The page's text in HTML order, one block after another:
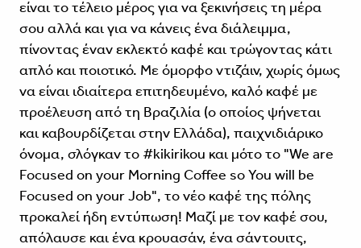
είναι το τέλειο μέρος για να ξεκινήσεις τη μέρα
σου αλλά και για να κάνεις ένα διάλειμμα,
πίνοντας έναν εκλεκτό καφέ και τρώγοντας κάτι
απλό και ποιοτικό. Με όμορφο ντιζάιν, χωρίς όμως
να είναι ιδιαίτερα επιτηδευμένο, καλό καφέ με
προέλευση από τη Βραζιλία (ο οποίος ψήνεται
και καβουρδίζεται στην Ελλάδα), παιχνιδιάρικο
όνομα, σλόγκαν το #kikirikou και μότο το "We are
Focused on your Morning Coffee so You will be
Focused on your Job", το νέο καφέ της πόλης
προκαλεί ήδη εντύπωση! Μαζί με τον καφέ σου,
απόλαυσε και ένα κρουασάν, ένα σάντουιτς,